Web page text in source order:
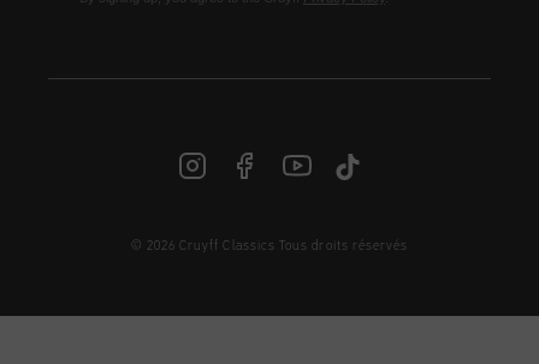
FR | € EUR
© 2026 Cruyff Classics Tous droits réservés